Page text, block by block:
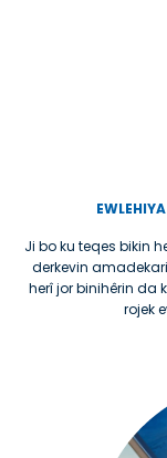
Ji bo ku teqes bikin
derkevin
herî jor binihêrin da
rojek